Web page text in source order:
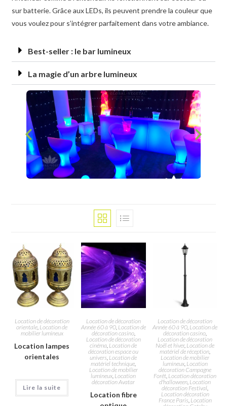
sur batterie. Grâce aux LEDs, ils peuvent prendre la couleur que
vous voulez pour s’intégrer parfaitement dans votre ambiance.
Best-seller : le bar lumineux
La magie d’un arbre lumineux
Location de décoration
orientale Location de
mobilier lumineux
Location lampes
orientales
Lire la suite
Location de décoration
Année 60 à 90, Location de
décoration casino,
Location de décoration
cinéma Location de
décoration espace ou
univers Location de
matériel technique
Location de mobilier
lumineux Location
décoration Avatar
Location fibre
Location de décoration
Année 60 à 90 Location de
décoration casino
Location de décoration
Noël et hiver, Location de
matériel de réception
Location de mobilier
lumineux, Location
décoration Campagne
Forêt Location décoration
d'halloween Location
décoration Festival
Location décoration
France Paris Location